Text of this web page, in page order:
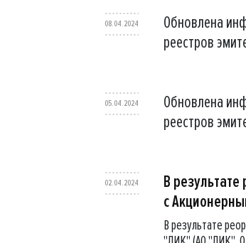
08.04.2024
Обновлена
реестров
05.04.2024
Обновлена
реестров
02.04.2024
В
с
В результате